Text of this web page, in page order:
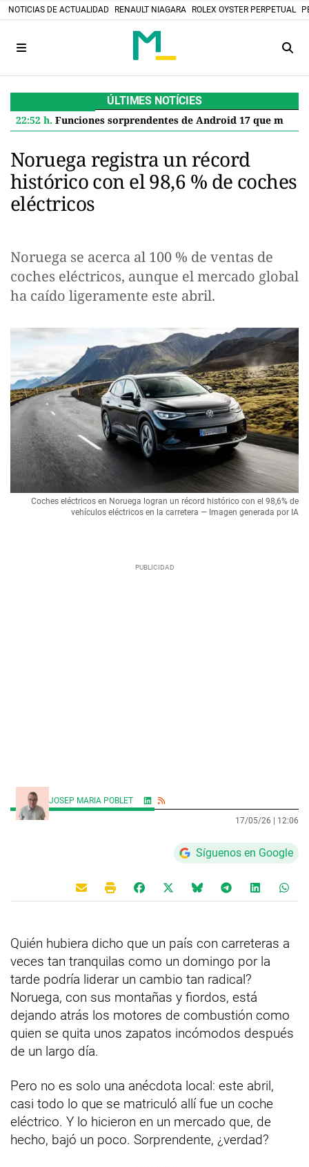
NOTICIAS DE ACTUALIDAD RENAULT NIAGARA ROLEX OYSTER PERPETUAL
ÚLTIMES NOTÍCIES
22:52 h. Funciones sorprendentes de Android 17 que mejoran tu Google Pixel
Noruega registra un récord
histórico con el 98,6 % de coches
eléctricos
Noruega se acerca al 100 % de ventas de
coches eléctricos, aunque el mercado global
ha caído ligeramente este abril.
Coches eléctricos en Noruega logran un récord histórico con el 98,6% de
vehículos eléctricos en la carretera — Imagen generada por IA
JOSEP MARIA POBLET
17/05/26 | 12:06
Síguenos en Google
Quién hubiera dicho que un país con carreteras a
veces tan tranquilas como un domingo por la
tarde podría liderar un cambio tan radical?
Noruega, con sus montañas y fiordos, está
dejando atrás los motores de combustión como
quien se quita unos zapatos incómodos después
de un largo día.
Pero no es solo una anécdota local: este abril,
casi todo lo que se matriculó allí fue un coche
eléctrico. Y lo hicieron en un mercado que, de
hecho, bajó un poco. Sorprendente, ¿verdad?